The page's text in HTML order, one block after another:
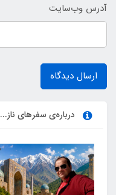
آدرس وب‌سایت
ارسال دیدگاه
درباره‌ی سفرهای ناز...